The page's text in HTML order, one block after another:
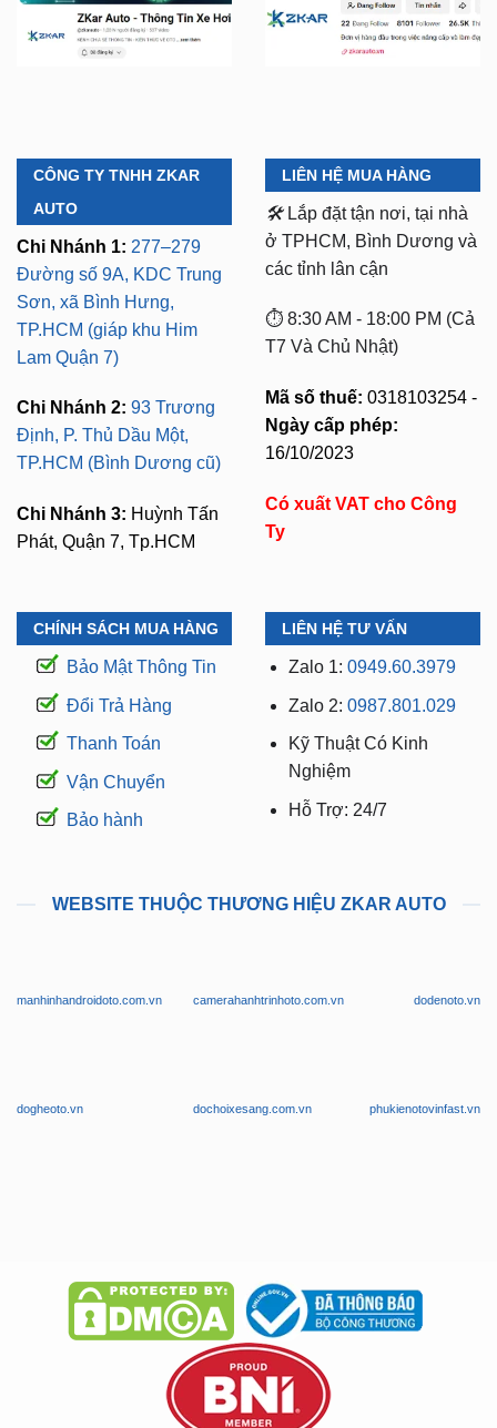
CÔNG TY TNHH ZKAR
AUTO
Chi Nhánh 1: 277–279
Đường số 9A, KDC Trung
Sơn, xã Bình Hưng,
TP.HCM (giáp khu Him
Lam Quận 7)
Chi Nhánh 2: 93 Trương
Định, P. Thủ Dầu Một,
TP.HCM (Bình Dương cũ)
Chi Nhánh 3: Huỳnh Tấn
Phát, Quận 7, Tp.HCM
LIÊN HỆ MUA HÀNG
🛠️ Lắp đặt tận nơi, tại nhà
ở TPHCM, Bình Dương và
các tỉnh lân cận
⏱️ 8:30 AM - 18:00 PM (Cả
T7 Và Chủ Nhật)
Mã số thuế: 0318103254 -
Ngày cấp phép:
16/10/2023
Có xuất VAT cho Công
Ty
CHÍNH SÁCH MUA HÀNG
Bảo Mật Thông Tin
Đổi Trả Hàng
Thanh Toán
Vận Chuyển
Bảo hành
LIÊN HỆ TƯ VẤN
Zalo 1: 0949.60.3979
Zalo 2: 0987.801.029
Kỹ Thuật Có Kinh
Nghiệm
Hỗ Trợ: 24/7
WEBSITE THUỘC THƯƠNG HIỆU ZKAR AUTO
manhinhandroidoto.com.vn camerahanhtrinhoto.com.vn dodenoto.vn
dogheoto.vn dochoixesang.com.vn phukienotovinfast.vn